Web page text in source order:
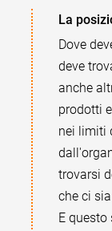
La
Dove
deve
anche
prodotti
nei limiti
trovarsi
che ci
E